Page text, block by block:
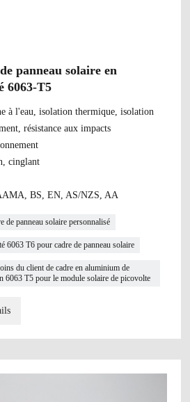
panneau solaire en
6063-T5
à l'eau, isolation thermique, isolation
résistance aux impacts
cinglant
BS, EN, AS/NZS, AA
de panneau solaire personnalisé
6063 T6 pour cadre de panneau solaire
du client de cadre en aluminium de
6063 T5 pour le module solaire de picovolte